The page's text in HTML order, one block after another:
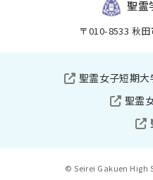
聖霊
〒010-8533 秋
聖霊女子短期
聖霊
© Seirei Gakuen High